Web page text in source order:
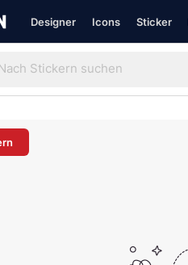
Designer Icons Sticker